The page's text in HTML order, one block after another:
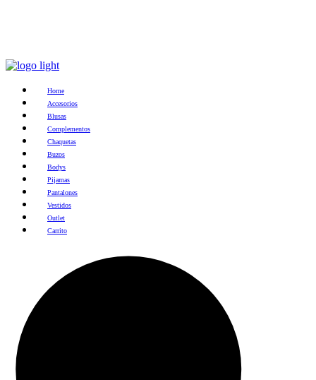
Home
Accesorios
Blusas
Complementos
Chaquetas
Buzos
Bodys
Pijamas
Pantalones
Vestidos
Outlet
Carrito